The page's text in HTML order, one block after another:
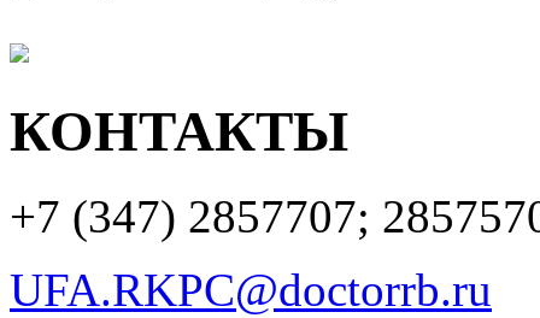
КОНТАКТЫ
+7 (347) 2857707;
UFA.RKPC@doctorrb.ru